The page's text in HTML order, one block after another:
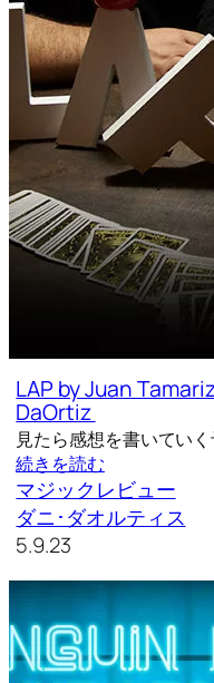
LAP by Juan
DaOrtiz
見たら感想を書いてい
続きを読む
マジックレビュー
ダニ･ダオルティス
5.9.23